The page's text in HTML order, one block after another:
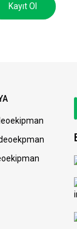
Kayıt Ol